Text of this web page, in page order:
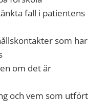
fall i patientens
som har
om det är
och vem som utfört